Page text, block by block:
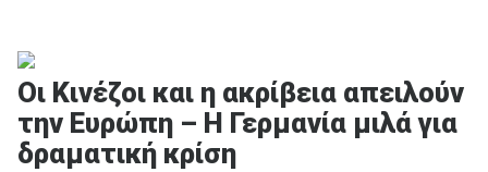
Οι Κινέζοι και η ακρίβεια απειλούν
την Ευρώπη – Η Γερμανία μιλά για
δραματική κρίση